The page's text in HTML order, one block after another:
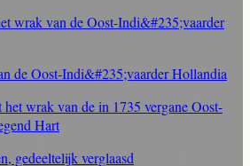
wrak van de Oost-Indi&#235;vaarder
de Oost-Indi&#235;vaarder Hollandia
wrak van de in 1735 vergane Oost-
Hart
gedeeltelijk verglaasd